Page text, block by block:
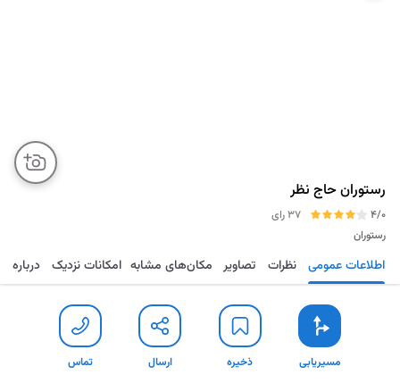
رستوران حاج نظر
4/0
37 رای
رستوران
مسیریابی ذخیره ارسال تماس اطلاعات عمومی نظرات تصاویر مکان‌های مشابه امکانات نزدیک درباره
مسیریابی ذخیره ارسال تماس